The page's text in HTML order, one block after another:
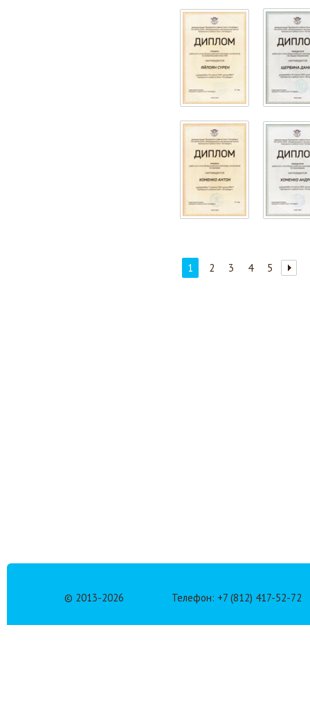
1 2 3 4 5
© 2013-2026 Телефон: +7 (812) 417-52-72